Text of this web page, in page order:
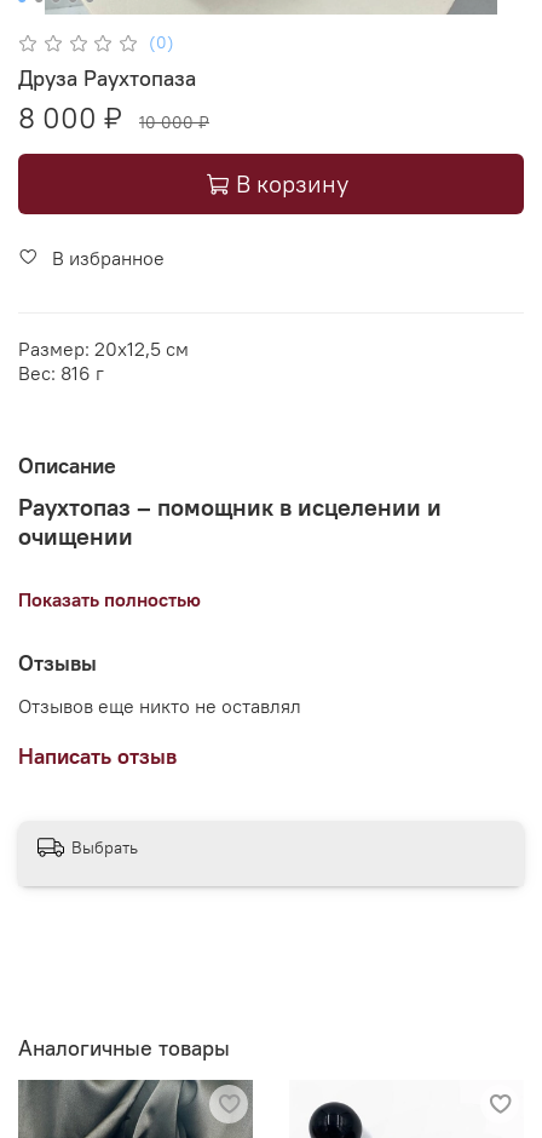
(0)
Друза Раухтопаза
8 000 ₽ 10 000 ₽
В корзину
В избранное
Размер: 20х12,5 см
Вес: 816 г
Описание
Раухтопаз – помощник в исцелении и
очищении
свойствами. Он помогает избавиться от энергетических
физическое и эмоциональное здоровье. Этот минерал
очищения, восстановления чакр и поддержания общего
*Описание несет исключительно развлекательный
Показать полностью
Отзывы
Отзывов еще никто не оставлял
Написать отзыв
Выбрать
Аналогичные товары